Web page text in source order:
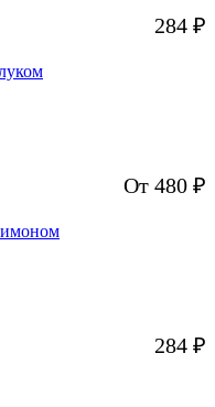
284 ₽
От 480 ₽
284 ₽